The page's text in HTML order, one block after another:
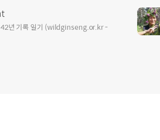
42년 기록 일기 (wildginseng.or.kr -